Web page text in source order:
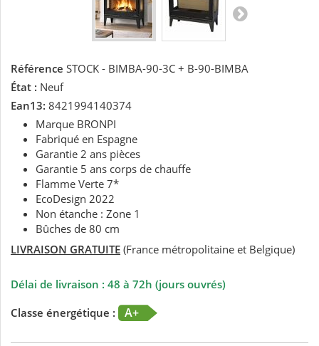
Référence STOCK - BIMBA-90-3C + B-90-BIMBA
État : Neuf
Ean13: 8421994140374
Marque BRONPI
Fabriqué en Espagne
Garantie 2 ans pièces
Garantie 5 ans corps de chauffe
Flamme Verte 7*
EcoDesign 2022
Non étanche : Zone 1
Bûches de 80 cm
LIVRAISON GRATUITE (France métropolitaine et Belgique)
Délai de livraison : 48 à 72h (jours ouvrés)
Classe énergétique :
A+